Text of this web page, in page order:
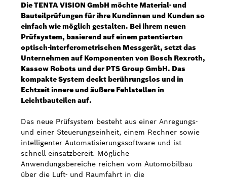
Fotos
Videos
Über uns
Bosch in Österreich
Karriere bei Bosch in Österreich
Bosch Weltweit
Kontakt
Die TENTA VISION GmbH möchte Material- und
Bauteilprüfungen für ihre Kundinnen und Kunden so
einfach wie möglich gestalten. Bei ihrem neuen
Prüfsystem, basierend auf einem patentierten
optisch-interferometrischen Messgerät, setzt das
Unternehmen auf Komponenten von Bosch Rexroth,
Kassow Robots und der PTS Group GmbH. Das
kompakte System deckt berührungslos und in
Echtzeit innere und äußere Fehlstellen in
Leichtbauteilen auf.
Das neue Prüfsystem besteht aus einer Anregungs-
und einer Steuerungseinheit, einem Rechner sowie
intelligenter Automatisierungssoftware und ist
schnell einsatzbereit. Mögliche
Anwendungsbereiche reichen vom Automobilbau
über die Luft- und Raumfahrt in die